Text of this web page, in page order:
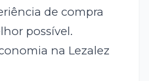
de compra
possível.
na Lezalez